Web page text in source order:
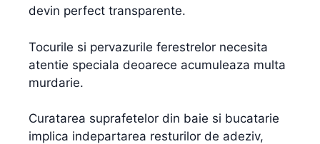
devin perfect transparente.
Tocurile si pervazurile ferestrelor necesita
atentie speciala deoarece acumuleaza multa
murdarie.
Curatarea suprafetelor din baie si bucatarie
implica indepartarea resturilor de adeziv,